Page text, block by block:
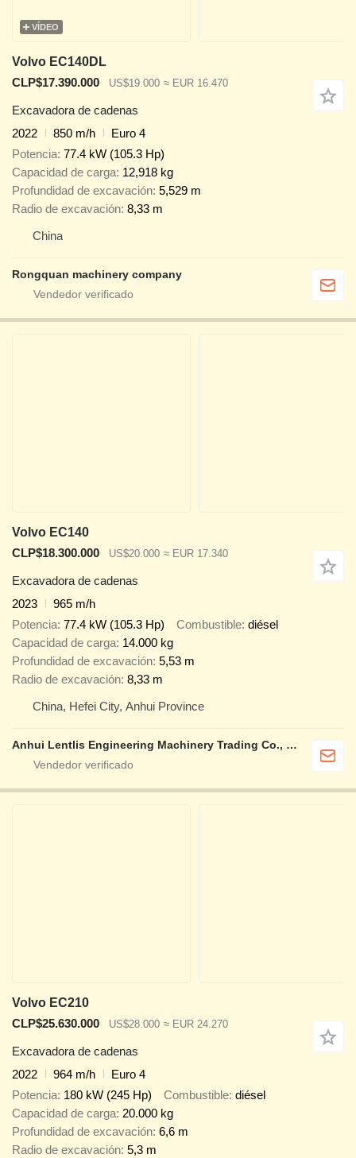
VÍDEO
Volvo EC140DL
CLP$17.390.000
US$19.000 ≈ EUR 16.470
Excavadora de cadenas
2022
850 m/h
Euro 4
Potencia 77.4 kW (105.3 Hp)
Capacidad de carga 12,918 kg
Profundidad de excavación 5,529 m
Radio de excavación 8,33 m
China
Rongquan machinery company
Volvo EC140
CLP$18.300.000
US$20.000 ≈ EUR 17.340
Excavadora de cadenas
2023
965 m/h
Potencia 77.4 kW (105.3 Hp) Combustible diésel
Capacidad de carga 14.000 kg
Profundidad de excavación 5,53 m
Radio de excavación 8,33 m
China, Hefei City, Anhui Province
Anhui Lentlis Engineering Machinery Trading Co., Ltd.
Volvo EC210
CLP$25.630.000
US$28.000 ≈ EUR 24.270
Excavadora de cadenas
2022
964 m/h
Euro 4
Potencia 180 kW (245 Hp) Combustible diésel
Capacidad de carga 20.000 kg
Profundidad de excavación 6,6 m
Radio de excavación 5,3 m